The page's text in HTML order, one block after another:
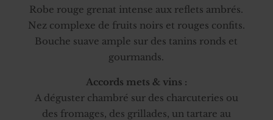
Robe rouge grenat intense aux reflets ambrés.
Nez complexe de fruits noirs et rouges confits.
Bouche suave ample sur des tanins ronds et
gourmands.
Accords mets & vins :
A déguster chambré sur des charcuteries ou
des fromages, des grillades, un tartare au